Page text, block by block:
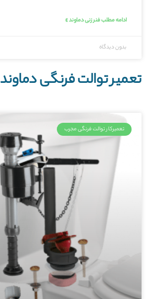
ادامه مطلب فنر زنی دماوند »
بدون دیدگاه
تعمیر توالت فرنگی دماوند
تعمیرکار توالت فرنگی مجرب